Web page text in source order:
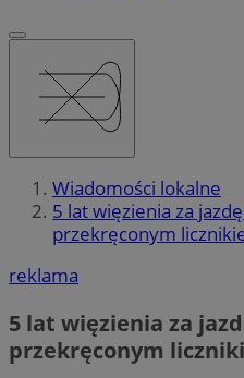
Wiadomości lokalne
5 lat więzienia za
przekręconym
reklama
5 lat więzienia za
przekręconym